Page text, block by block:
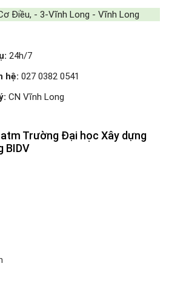
Điều, - 3-Vĩnh Long - Vĩnh Long
24h/7
hệ: 027 0382 0541
CN Vĩnh Long
Trường Đại học Xây dựng
BIDV